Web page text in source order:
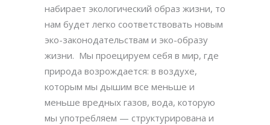
набирает экологический образ жизни, то
нам будет легко соответствовать новым
эко-законодательствам и эко-образу
жизни. Мы проецируем себя в мир, где
природа возрождается: в воздухе,
которым мы дышим все меньше и
меньше вредных газов, вода, которую
мы употребляем — структурирована и